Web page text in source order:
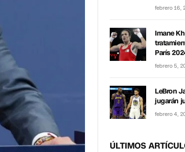
febrero 16,
Imane
París
febrero 5,
LeBron
jugarán
febrero 4,
ÚLTIMOS